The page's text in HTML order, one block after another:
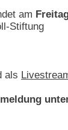
am
Stiftung
als